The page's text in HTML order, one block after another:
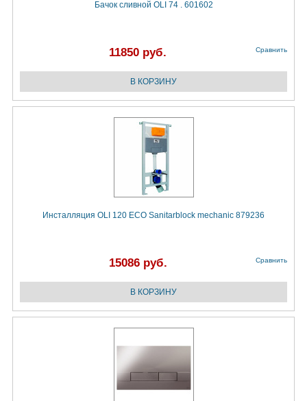
Бачок сливной OLI 74 . 601602
11850 руб. Сравнить
Инсталляция OLI 120 ECO Sanitarblock mechanic 879236
15086 руб. Сравнить